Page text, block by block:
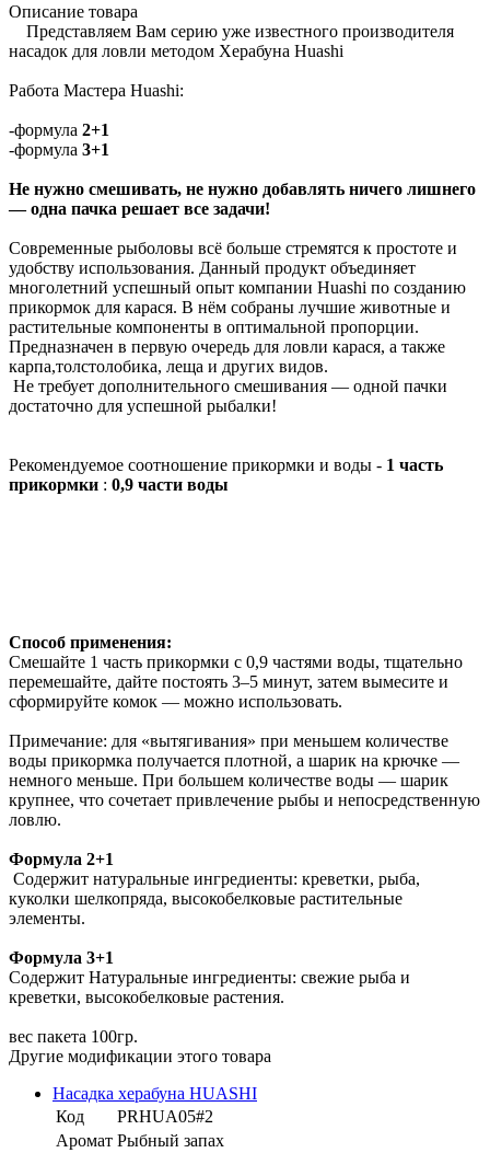
Описание товара
Представляем Вам серию уже известного производителя
насадок для ловли методом Херабуна Huashi
Работа Мастера Huashi:
-формула 2+1
-формула 3+1
Не нужно смешивать, не нужно добавлять ничего лишнего
— одна пачка решает все задачи!
Современные рыболовы всё больше стремятся к простоте и
удобству использования. Данный продукт объединяет
многолетний успешный опыт компании Huashi по созданию
прикормок для карася. В нём собраны лучшие животные и
растительные компоненты в оптимальной пропорции.
Предназначен в первую очередь для ловли карася, а также
карпа,толстолобика, леща и других видов.
Не требует дополнительного смешивания — одной пачки
достаточно для успешной рыбалки!
Рекомендуемое соотношение прикормки и воды - 1 часть
прикормки : 0,9 части воды
Способ применения:
Смешайте 1 часть прикормки с 0,9 частями воды, тщательно
перемешайте, дайте постоять 3–5 минут, затем вымесите и
сформируйте комок — можно использовать.
Примечание: для «вытягивания» при меньшем количестве
воды прикормка получается плотной, а шарик на крючке —
немного меньше. При большем количестве воды — шарик
крупнее, что сочетает привлечение рыбы и непосредственную
ловлю.
Формула 2+1
Содержит натуральные ингредиенты: креветки, рыба,
куколки шелкопряда, высокобелковые растительные
элементы.
Формула 3+1
Содержит Натуральные ингредиенты: свежие рыба и
креветки, высокобелковые растения.
вес пакета 100гр.
Другие модификации этого товара
Насадка херабуна HUASHI
Код
PRHUA05#2
Аромат Рыбный запах